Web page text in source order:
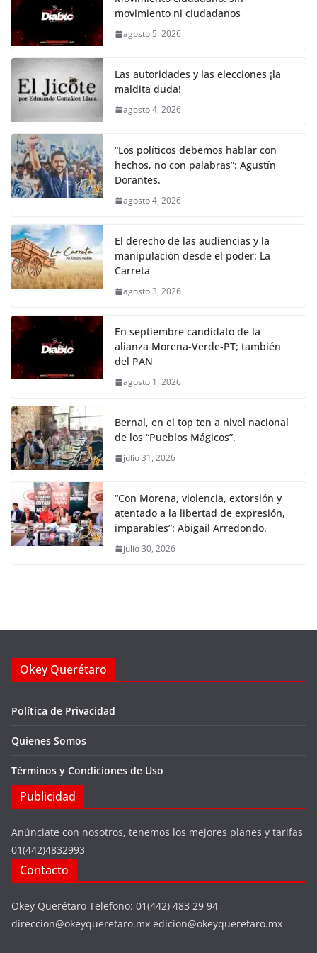
b
o
o
k
A
p
Li
k
a
movimiento ni ciudadanos
agosto 5, 2026
Las autoridades y las elecciones ¡la
maldita duda!
agosto 4, 2026
“Los políticos debemos hablar con
hechos, no con palabras”: Agustín
Dorantes.
agosto 4, 2026
El derecho de las audiencias y la
manipulación desde el poder: La
Carreta
agosto 3, 2026
En septiembre candidato de la
alianza Morena-Verde-PT; también
del PAN
agosto 1, 2026
Bernal, en el top ten a nivel nacional
de los “Pueblos Mágicos”.
julio 31, 2026
“Con Morena, violencia, extorsión y
atentado a la libertad de expresión,
imparables”: Abigail Arredondo.
julio 30, 2026
Okey Querétaro
Política de Privacidad
Quienes Somos
Términos y Condiciones de Uso
Publicidad
Anúnciate con nosotros, tenemos los mejores planes y tarifas
01(442)4832993
Contacto
Okey Querétaro Telefono: 01(442) 483 29 94
direccion@okeyqueretaro.mx edicion@okeyqueretaro.mx